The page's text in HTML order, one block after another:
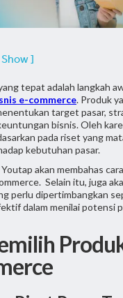
Show ]
tepat adalah langkah
e-commerce. Produk
target pasar,
bisnis. Oleh
pada riset yang
kebutuhan pasar.
akan membahas
Selain itu, juga
perlu dipertimbangkan
dalam menilai potensi